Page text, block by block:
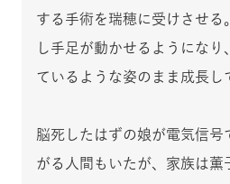
する手術を瑞穂に受けさせる
し手足が動かせるようになり
ているような姿のまま成長し
脳死したはずの娘が電気信号
がる人間もいたが、家族は薫